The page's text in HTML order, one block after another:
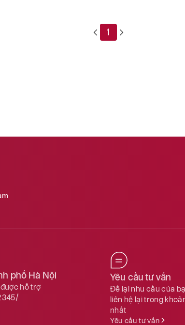
1
phố Hà Nội
hỗ trợ
Yêu cầu tư vấn
Để lại nhu cầu của
liên hệ lại trong
nhất
Yêu cầu tư vấn